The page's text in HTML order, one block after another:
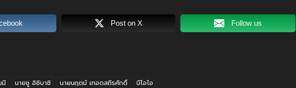
Post on X Follow us
มี นายชู อิชิบาชิ นายนฤตม์ เทอดสถีรศักดิ์ บีโอไอ